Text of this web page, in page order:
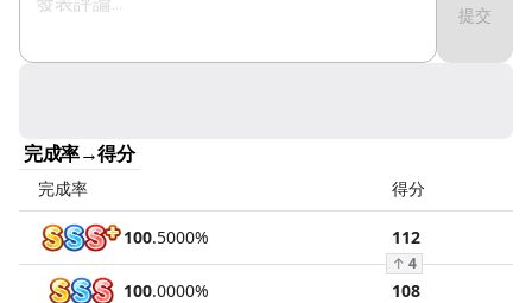
提交
完成率→得分
完成率 得分
100.5000% 112
↑ 4
100.0000% 108